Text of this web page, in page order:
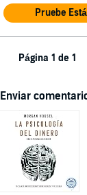
Pruebe
Página 1 de 1
Enviar